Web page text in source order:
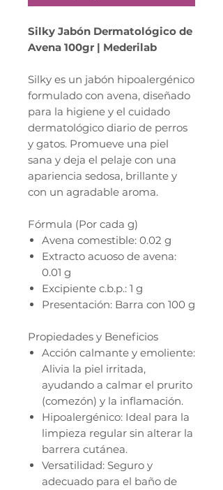
Silky Jabón Dermatológico de
Avena 100gr | Mederilab
Silky es un jabón hipoalergénico
formulado con avena, diseñado
para la higiene y el cuidado
dermatológico diario de perros
y gatos. Promueve una piel
sana y deja el pelaje con una
apariencia sedosa, brillante y
con un agradable aroma.
Fórmula (Por cada g)
Avena comestible: 0.02 g
Extracto acuoso de avena:
0.01 g
Excipiente c.b.p.: 1 g
Presentación: Barra con 100 g
Propiedades y Beneficios
Acción calmante y emoliente:
Alivia la piel irritada,
ayudando a calmar el prurito
(comezón) y la inflamación.
Hipoalergénico: Ideal para la
limpieza regular sin alterar la
barrera cutánea.
Versatilidad: Seguro y
adecuado para el baño de